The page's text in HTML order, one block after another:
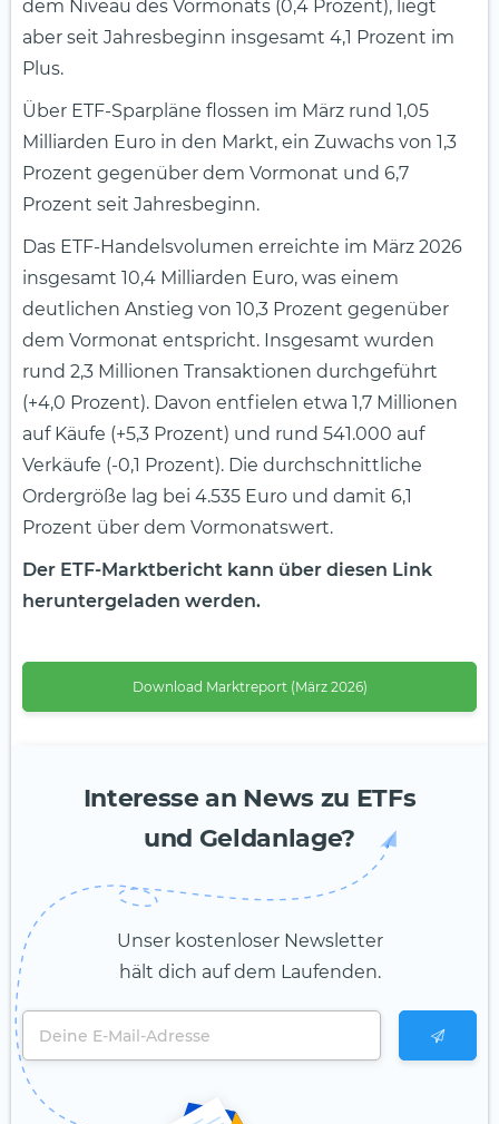
dem Niveau des Vormonats (0,4 Prozent), liegt
aber seit Jahresbeginn insgesamt 4,1 Prozent im
Plus.
Über ETF-Sparpläne flossen im März rund 1,05
Milliarden Euro in den Markt, ein Zuwachs von 1,3
Prozent gegenüber dem Vormonat und 6,7
Prozent seit Jahresbeginn.
Das ETF-Handelsvolumen erreichte im März 2026
insgesamt 10,4 Milliarden Euro, was einem
deutlichen Anstieg von 10,3 Prozent gegenüber
dem Vormonat entspricht. Insgesamt wurden
rund 2,3 Millionen Transaktionen durchgeführt
(+4,0 Prozent). Davon entfielen etwa 1,7 Millionen
auf Käufe (+5,3 Prozent) und rund 541.000 auf
Verkäufe (-0,1 Prozent). Die durchschnittliche
Ordergröße lag bei 4.535 Euro und damit 6,1
Prozent über dem Vormonatswert.
Der ETF-Marktbericht kann über diesen Link
heruntergeladen werden.
Download Marktreport (März 2026)
Interesse an News zu ETFs
und Geldanlage?
Unser kostenloser Newsletter
hält dich auf dem Laufenden.